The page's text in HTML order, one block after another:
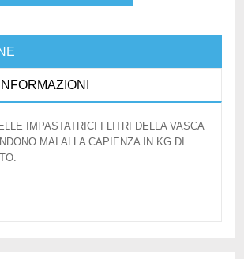
IMPASTATRICI I LITRI DELLA VASCA
MAI ALLA CAPIENZA IN KG DI